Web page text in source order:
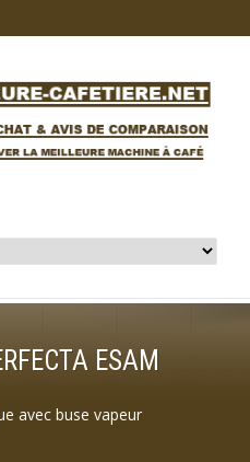
ESAM
avec buse vapeur